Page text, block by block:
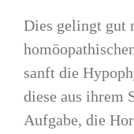
Dies gelingt gut
sanft die
diese aus ihrem
Aufgabe, die